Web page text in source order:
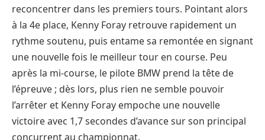
reconcentrer dans les premiers tours. Pointant alors
à la 4e place, Kenny Foray retrouve rapidement un
rythme soutenu, puis entame sa remontée en signant
une nouvelle fois le meilleur tour en course. Peu
après la mi-course, le pilote BMW prend la tête de
l’épreuve ; dès lors, plus rien ne semble pouvoir
l’arrêter et Kenny Foray empoche une nouvelle
victoire avec 1,7 secondes d’avance sur son principal
concurrent au championnat.